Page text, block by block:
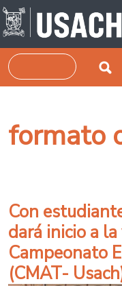
Pasar al contenido
Buscar
formato
Con
dará inicio a
Campeonato
(CMAT-